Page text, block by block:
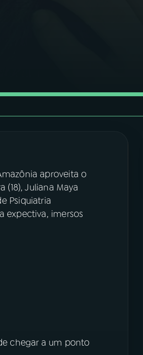
aproveita o
Juliana Maya
Psiquiatria
expectiva, imersos
chegar a um ponto